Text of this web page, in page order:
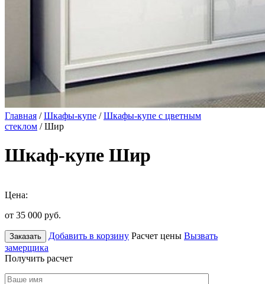
Главная /Шкафы-купе /Шкафы-купе с цветным
стеклом / Шир
Шкаф-купе Шир
Цена:
от 35 000 руб.
Заказать Добавить в корзину Расчет цены Вызвать
замерщика
Получить расчет